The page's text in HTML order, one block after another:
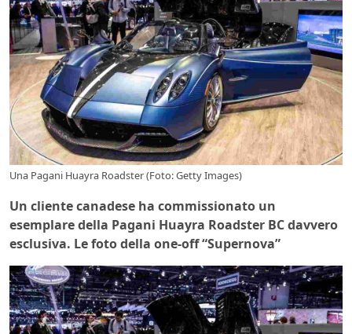
Una Pagani Huayra Roadster (Foto: Getty Images)
Un cliente canadese ha commissionato un
esemplare della Pagani Huayra Roadster BC davvero
esclusiva. Le foto della one-off “Supernova”